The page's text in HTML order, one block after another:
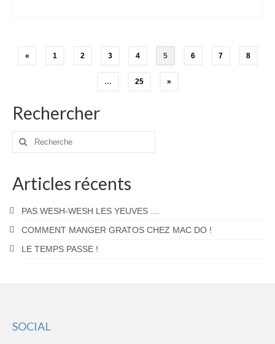
Pagination
publications
« 1 2 3 4 5 6 7 8
… 25 »
Rechercher
Rechercher
Articles récents
PAS WESH-WESH LES YEUVES …
COMMENT MANGER GRATOS CHEZ MAC DO !
LE TEMPS PASSE !
SOCIAL